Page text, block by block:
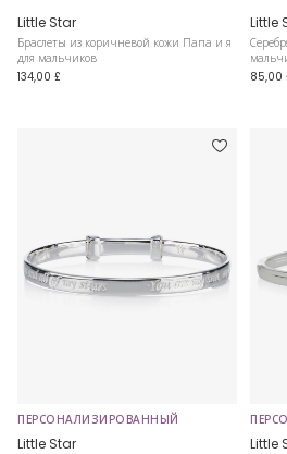
Little Star
Браслеты из коричневой кожи Папа и я
для мальчиков
134,00 £
Little
85,00
ПЕРСОНАЛИЗИРОВАННЫЙ
Little Star Little